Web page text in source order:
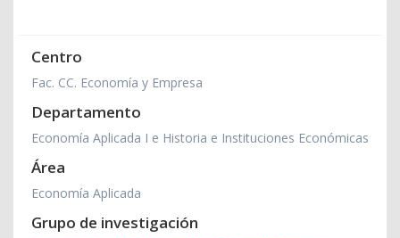
Centro
Fac. CC. Economía y Empresa
Departamento
Economía Aplicada I e Historia e Instituciones Económicas
Área
Economía Aplicada
Grupo de investigación